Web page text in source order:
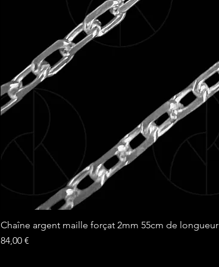
Chaîne argent maille forçat 2mm 55cm de longueur
Prix
84,00 €